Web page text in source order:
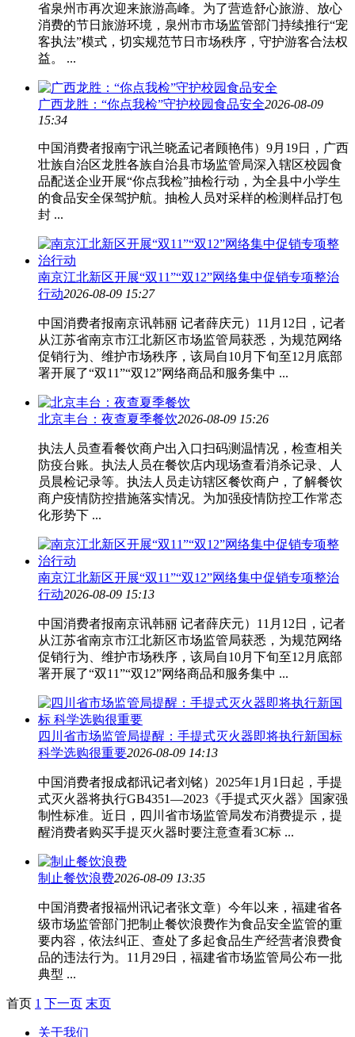
省泉州市再次迎来旅游高峰。为了营造舒心旅游、放心
消费的节日旅游环境，泉州市市场监管部门持续推行“宠
客执法”模式，切实规范节日市场秩序，守护游客合法权
益。 ...
广西龙胜：“你点我检”守护校园食品安全2026-08-09
15:34
中国消费者报南宁讯兰晓孟记者顾艳伟）9月19日，广西
壮族自治区龙胜各族自治县市场监管局深入辖区校园食
品配送企业开展“你点我检”抽检行动，为全县中小学生
的食品安全保驾护航。抽检人员对采样的检测样品打包
封 ...
南京江北新区开展“双11”“双12”网络集中促销专项整治
行动2026-08-09 15:27
中国消费者报南京讯韩丽 记者薛庆元）11月12日，记者
从江苏省南京市江北新区市场监管局获悉，为规范网络
促销行为、维护市场秩序，该局自10月下旬至12月底部
署开展了“双11”“双12”网络商品和服务集中 ...
北京丰台：夜查夏季餐饮2026-08-09 15:26
执法人员查看餐饮商户出入口扫码测温情况，检查相关
防疫台账。执法人员在餐饮店内现场查看消杀记录、人
员晨检记录等。执法人员走访辖区餐饮商户，了解餐饮
商户疫情防控措施落实情况。为加强疫情防控工作常态
化形势下 ...
南京江北新区开展“双11”“双12”网络集中促销专项整治
行动2026-08-09 15:13
中国消费者报南京讯韩丽 记者薛庆元）11月12日，记者
从江苏省南京市江北新区市场监管局获悉，为规范网络
促销行为、维护市场秩序，该局自10月下旬至12月底部
署开展了“双11”“双12”网络商品和服务集中 ...
四川省市场监管局提醒：手提式灭火器即将执行新国标
科学选购很重要2026-08-09 14:13
中国消费者报成都讯记者刘铭）2025年1月1日起，手提
式灭火器将执行GB4351—2023《手提式灭火器》国家强
制性标准。近日，四川省市场监管局发布消费提示，提
醒消费者购买手提灭火器时要注意查看3C标 ...
制止餐饮浪费2026-08-09 13:35
中国消费者报福州讯记者张文章）今年以来，福建省各
级市场监管部门把制止餐饮浪费作为食品安全监管的重
要内容，依法纠正、查处了多起食品生产经营者浪费食
品的违法行为。11月29日，福建省市场监管局公布一批
典型 ...
首页 1 下一页 末页
关于我们